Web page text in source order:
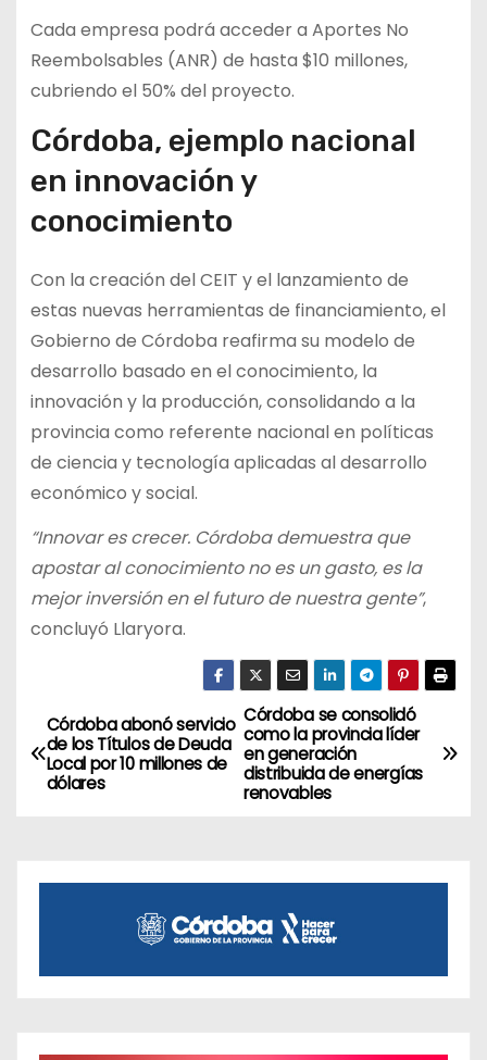
Cada empresa podrá acceder a Aportes No
Reembolsables (ANR) de hasta $10 millones,
cubriendo el 50% del proyecto.
Córdoba, ejemplo nacional
en innovación y
conocimiento
Con la creación del CEIT y el lanzamiento de
estas nuevas herramientas de financiamiento, el
Gobierno de Córdoba reafirma su modelo de
desarrollo basado en el conocimiento, la
innovación y la producción, consolidando a la
provincia como referente nacional en políticas
de ciencia y tecnología aplicadas al desarrollo
económico y social.
“Innovar es crecer. Córdoba demuestra que
apostar al conocimiento no es un gasto, es la
mejor inversión en el futuro de nuestra gente”,
concluyó Llaryora.
N
a
Córdoba se consolidó
como la provincia líder
en generación
distribuida de energías
renovables
Córdoba abonó servicio
de los Títulos de Deuda
Local por 10 millones de
dólares